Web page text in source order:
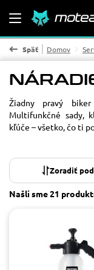
Späť Domov
Žiadny pravý
Multifunkčné sady,
kľúče – všetko, čo ti
Materiál
plast
od
Dostupnosť
Na sklade
Našli sme21